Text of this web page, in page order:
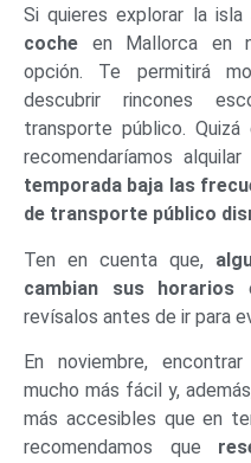
Si quieres explorar la
coche en Mallorca en
opción. Te permitirá
descubrir rincones
transporte público.
recomendaríamos
temporada baja las
de transporte público
Ten en cuenta que,
cambian sus horarios
revísalos antes de ir para
En noviembre,
mucho más fácil y,
más accesibles que en
recomendamos que